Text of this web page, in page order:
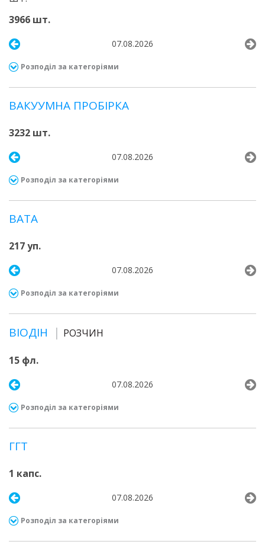
3966 шт.
07.08.2026
Розподіл за категоріями
ВАКУУМНА ПРОБІРКА
3232 шт.
07.08.2026
Розподіл за категоріями
ВАТА
217 уп.
07.08.2026
Розподіл за категоріями
ВІОДІН РОЗЧИН
15 фл.
07.08.2026
Розподіл за категоріями
ГГТ
1 капс.
07.08.2026
Розподіл за категоріями